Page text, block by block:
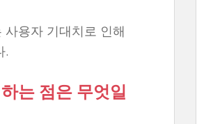
용자 기대치로 인해
.
는 점은 무엇일